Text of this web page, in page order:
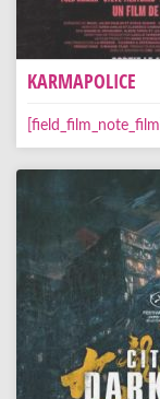
KARMAPOLICE
[field_film_note_film]